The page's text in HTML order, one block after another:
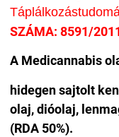
SZÁMA: 8591/2011
A Medicannabis
hidegen sajtolt
olaj, dióolaj,
(RDA 50%).